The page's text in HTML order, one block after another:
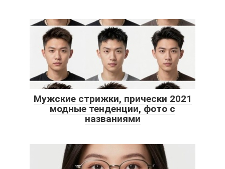
Мужские стрижки, прически 2021
модные тенденции, фото с
названиями